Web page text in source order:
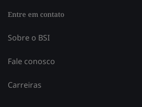
Entre em contato
Sobre o BSI
Fale conosco
Carreiras